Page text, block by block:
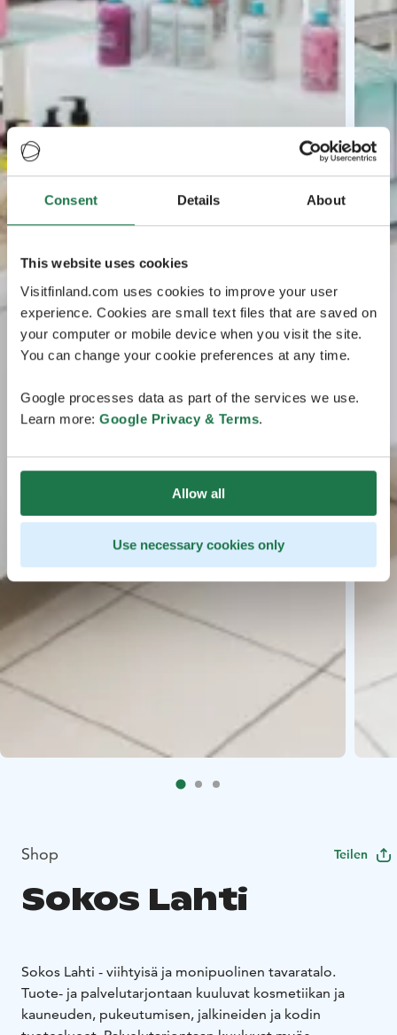
Consent Details About
This website uses cookies
Visitfinland.com uses cookies to improve your user
experience. Cookies are small text files that are saved on
your computer or mobile device when you visit the site.
You can change your cookie preferences at any time.
Google processes data as part of the services we use.
Learn more: Google Privacy & Terms.
Allow all
Use necessary cookies only
Shop Teilen
Sokos Lahti
Sokos Lahti - viihtyisä ja monipuolinen tavaratalo.
Tuote- ja palvelutarjontaan kuuluvat kosmetiikan ja
kauneuden, pukeutumisen, jalkineiden ja kodin